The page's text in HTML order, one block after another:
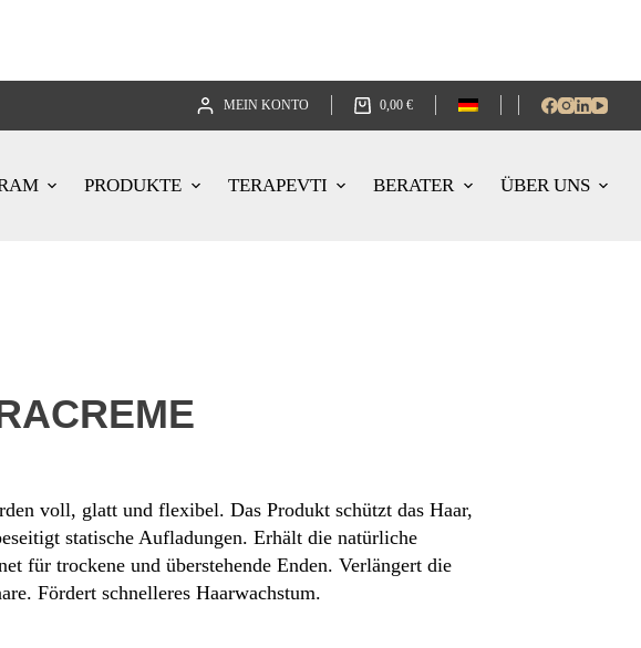
MEIN KONTO 0,00 €
PRODUKTE TERAPEVTI BERATER ÜBER UNS
voll, glatt und flexibel. Das Produkt schützt das Haar,
statische Aufladungen. Erhält die natürliche
für trockene und überstehende Enden. Verlängert die
Fördert schnelleres Haarwachstum.